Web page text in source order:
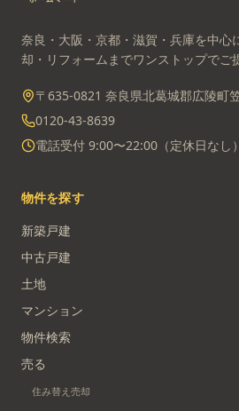
奈良・大阪・京都・滋賀・兵庫を中心
却・リフォームまでワンストップでご
〒635-0821 奈良県北葛城郡広陵町
0120-43-8639
電話受付 9:00〜22:00（定休日なし）
物件を探す
新築戸建
中古戸建
土地
マンション
物件検索
売る
住み替え売却